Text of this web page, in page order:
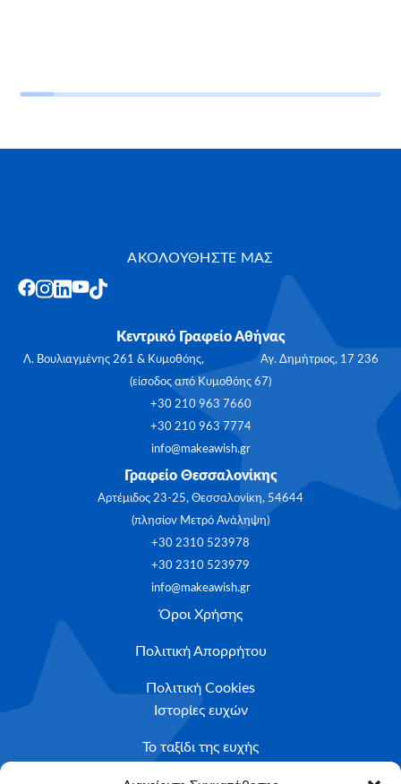
ΑΚΟΛΟΥΘΗΣΤΕ ΜΑΣ
Κεντρικό Γραφείο Αθήνας
Λ. Βουλιαγμένης 261 & Κυμοθόης, Αγ. Δημήτριος, 17 236
(είσοδος από Κυμοθόης 67)
+30 210 963 7660
+30 210 963 7774
info@makeawish.gr
Γραφείο Θεσσαλονίκης
Αρτέμιδος 23-25, Θεσσαλονίκη, 54644
(πλησίον Μετρό Ανάληψη)
+30 2310 523978
+30 2310 523979
info@makeawish.gr
Όροι Χρήσης
Πολιτική Απορρήτου
Πολιτική Cookies
Ιστορίες ευχών
Το ταξίδι της ευχής